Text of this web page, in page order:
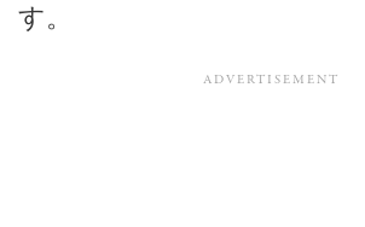
す。